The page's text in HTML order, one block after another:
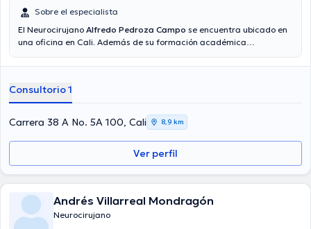
Sobre el especialista
El Neurocirujano Alfredo Pedroza Campo se encuentra ubicado en
una oficina en Cali. Además de su formación académica
de especialidad. El Dr. posee años de experiencia laboral en su
diversas asociaciones médicas. Alfredo Pedroza Campo ha
compartido en innumerables conferencias con la intención de lograr
tener una formación continua en su campo de especialización y ha
difundido importantes comunicados. Español es el idioma principal
hablados por el Dr.
Consultorio 1
Carrera 38 A No. 5A 100, Cali 8,9 km
Ver perfil
Andrés Villarreal Mondragón
Neurocirujano